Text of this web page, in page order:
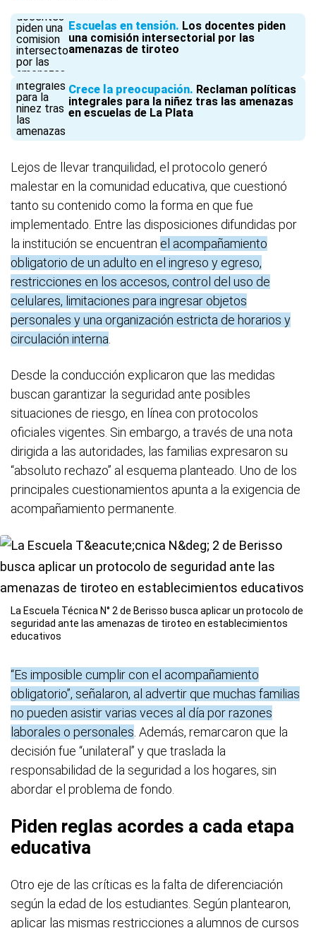
Escuelas en tensión Los docentes piden
una comisión intersectorial por las
amenazas de tiroteo
Crece la preocupación Reclaman políticas
integrales para la niñez tras las amenazas
en escuelas de La Plata
Lejos de llevar tranquilidad, el protocolo generó
malestar en la comunidad educativa, que cuestionó
tanto su contenido como la forma en que fue
implementado. Entre las disposiciones difundidas por
la institución se encuentran el acompañamiento
obligatorio de un adulto en el ingreso y egreso,
restricciones en los accesos, control del uso de
celulares, limitaciones para ingresar objetos
personales y una organización estricta de horarios y
circulación interna
Desde la conducción explicaron que las medidas
buscan garantizar la seguridad ante posibles
situaciones de riesgo, en línea con protocolos
oficiales vigentes. Sin embargo, a través de una nota
dirigida a las autoridades, las familias expresaron su
“absoluto rechazo” al esquema planteado. Uno de los
principales cuestionamientos apunta a la exigencia de
acompañamiento permanente.
La Escuela Técnica N° 2 de Berisso busca aplicar un protocolo de
seguridad ante las amenazas de tiroteo en establecimientos
educativos
“Es imposible cumplir con el acompañamiento
obligatorio”, señalaron, al advertir que muchas familias
no pueden asistir varias veces al día por razones
laborales o personales . Además, remarcaron que la
decisión fue “unilateral” y que traslada la
responsabilidad de la seguridad a los hogares, sin
abordar el problema de fondo.
Piden reglas acordes a cada etapa
educativa
Otro eje de las críticas es la falta de diferenciación
según la edad de los estudiantes. Según plantearon,
aplicar las mismas restricciones a alumnos de cursos